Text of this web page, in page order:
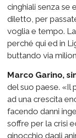
cinghiali senza se
diletto, per
voglia e tempo.
perché qui ed in
buttando via
Marco Garino,
del suo paese. «Il
ad una crescita
facendo danni
soffre per la crisi
ginocchio dagli